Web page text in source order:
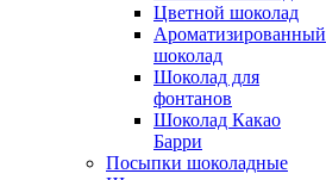
Цветной шоколад
Ароматизированный
шоколад
Шоколад для
фонтанов
Шоколад Какао
Барри
Посыпки шоколадные